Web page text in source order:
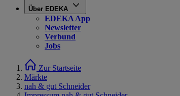
Über EDEKA
EDEKA App
Newsletter
Verbund
Jobs
Zur Startseite
Märkte
nah & gut Schneider